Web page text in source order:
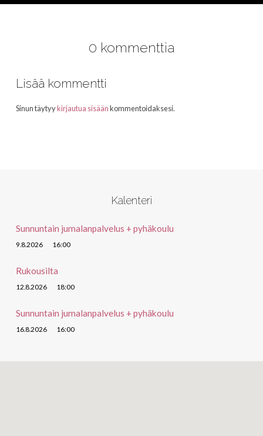
0 kommenttia
Lisää kommentti
Sinun täytyykirjautua sisäänkommentoidaksesi.
Kalenteri
Sunnuntain jumalanpalvelus + pyhäkoulu
9.8.2026 16:00
Rukousilta
12.8.2026 18:00
Sunnuntain jumalanpalvelus + pyhäkoulu
16.8.2026 16:00